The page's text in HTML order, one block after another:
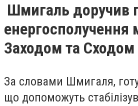
Шмигаль доручив
енергосполучення
Заходом та Сходом
За словами Шмигаля,
що допоможуть